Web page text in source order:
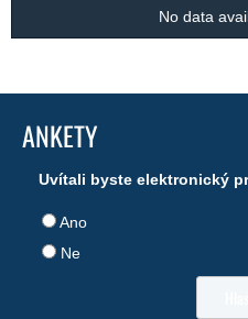
No data
ANKETY
Uvítali byste elektronický
Ano
Ne